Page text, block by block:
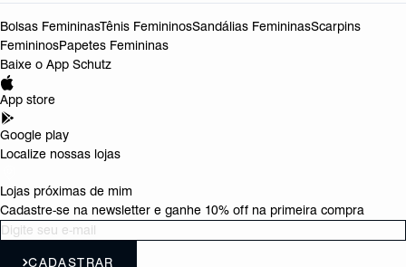
Bolsas FemininasTênis FemininosSandálias FemininasScarpins
FemininosPapetes Femininas
Baixe o App Schutz
App store
Google play
Localize nossas lojas
Lojas próximas de mim
Cadastre-se na newsletter e ganhe 10% off na primeira compra
CADASTRAR